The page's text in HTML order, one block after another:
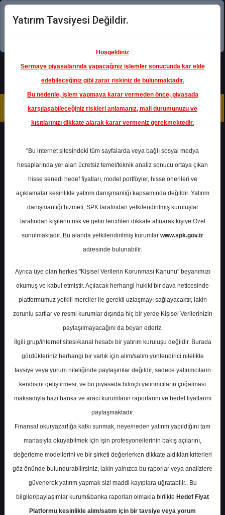
Şimdi uygulamayı indirin!
Ana Sayfa Raporlar
Şeker Yatırım
Rapor Detay
Eylül Ayı - Strateji Raporu
Şeker Yatırım 01 Ekim 2024
1
seker-yatirim-eylul-ayi-
strateji-raporu-4490332
İlgili
Dosyayı
Yatırım Tavsiyesi Değildir.
Hoşgeldiniz
Sermaye piyasalarında yapacağınız işlemler sonucunda kar elde
edebileceğiniz gibi zarar riskiniz de bulunmaktadır.
Bu nedenle, işlem yapmaya karar vermeden önce, piyasada
karşılaşabileceğiniz riskleri anlamanız, mali durumunuzu ve
kısıtlarınızı dikkate alarak karar vermeniz gerekmektedir.
"Bu internet sitesindeki tüm sayfalarda veya bağlı sosyal medya
hesaplarında yer alan ücretsiz temel/teknik analiz sonucu ortaya çıkan
hisse senedi hedef fiyatları, model portföyler, hisse önerileri ve
açıklamalar kesinlikle yatırım danışmanlığı kapsamında değildir. Yatırım
danışmanlığı hizmeti, SPK tarafından yetkilendirilmiş kuruluşlar
tarafından kişilerin risk ve getiri tercihleri dikkate alınarak kişiye Özel
sunulmaktadır. Bu alanda yetkilendirilmiş kurumlar www.spk.gov.tr
adresinde bulunabilir.
Ayrıca üye olan herkes "Kişisel Verilerin Korunması Kanunu" beyanımızı
okumuş ve kabul etmiştir. Açılacak herhangi hukiki bir dava neticesinde
platformumuz yetkili merciler ile gerekli uzlaşmayı sağlayacaktır, lakin
zorunlu şartlar ve resmi kurumlar dışında hiç bir yerde Kişisel Verilerinizin
paylaşılmayacağını da beyan ederiz.
İlgili grup/internet sitesi/kanal hesabı bir yatırım kuruluşu değildir. Burada
gördükleriniz herhangi bir varlık için alım/satım yönlendirici nitelikte
tavsiye veya yorum niteliğinde paylaşımlar değildir, sadece yatırımcıların
kendisini geliştirmesi, ve bu piyasada bilinçli yatırımcıların çoğalması
maksadıyla bazı banka ve aracı kurumların raporlarını ve hedef fiyatlarını
paylaşmaktadır.
Finansal okuryazarlığa katkı sunmak, neye/neden yatırım yapıldığını tam
manasıyla okuyabilmek için işin profesyonellerinin bakış açılarını,
değerleme modellerini ve bir şirketi değerlerken dikkate aldıkları kriterleri
göz önünde bulundurabilirsiniz, lakin yalnızca bu raporlar veya analizlere
güvenerek yatırım yapmak sizi maddi kayıplara uğratabilir.. Bu
bilgiler/paylaşımlar kurum&banka raporları olmakla birlikte Hedef Fiyat
Platformu kesinlikle alım/satım için bir tavsiye veya yorum